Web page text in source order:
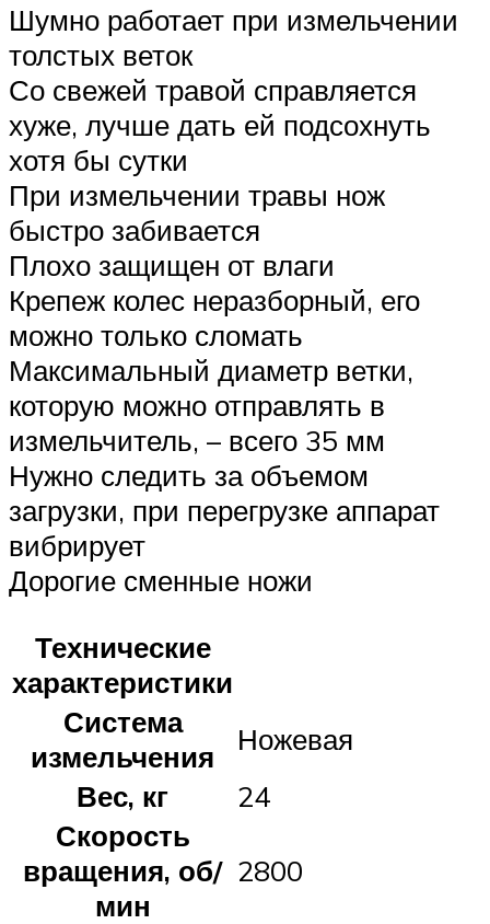
Шумно работает при измельчении
толстых веток
Со свежей травой справляется
хуже, лучше дать ей подсохнуть
хотя бы сутки
При измельчении травы нож
быстро забивается
Плохо защищен от влаги
Крепеж колес неразборный, его
можно только сломать
Максимальный диаметр ветки,
которую можно отправлять в
измельчитель, – всего 35 мм
Нужно следить за объемом
загрузки, при перегрузке аппарат
вибрирует
Дорогие сменные ножи
Технические
характеристики
Система
измельчения
Ножевая
Вес, кг
24
Скорость
вращения, об/
мин
2800